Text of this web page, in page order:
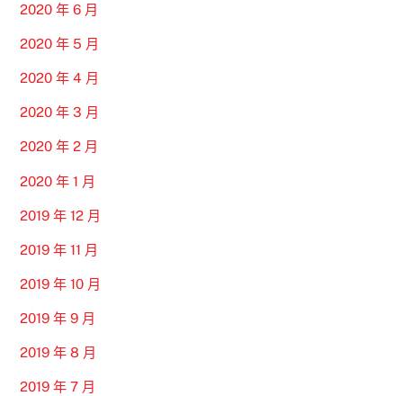
2020 年 6 月
2020 年 5 月
2020 年 4 月
2020 年 3 月
2020 年 2 月
2020 年 1 月
2019 年 12 月
2019 年 11 月
2019 年 10 月
2019 年 9 月
2019 年 8 月
2019 年 7 月